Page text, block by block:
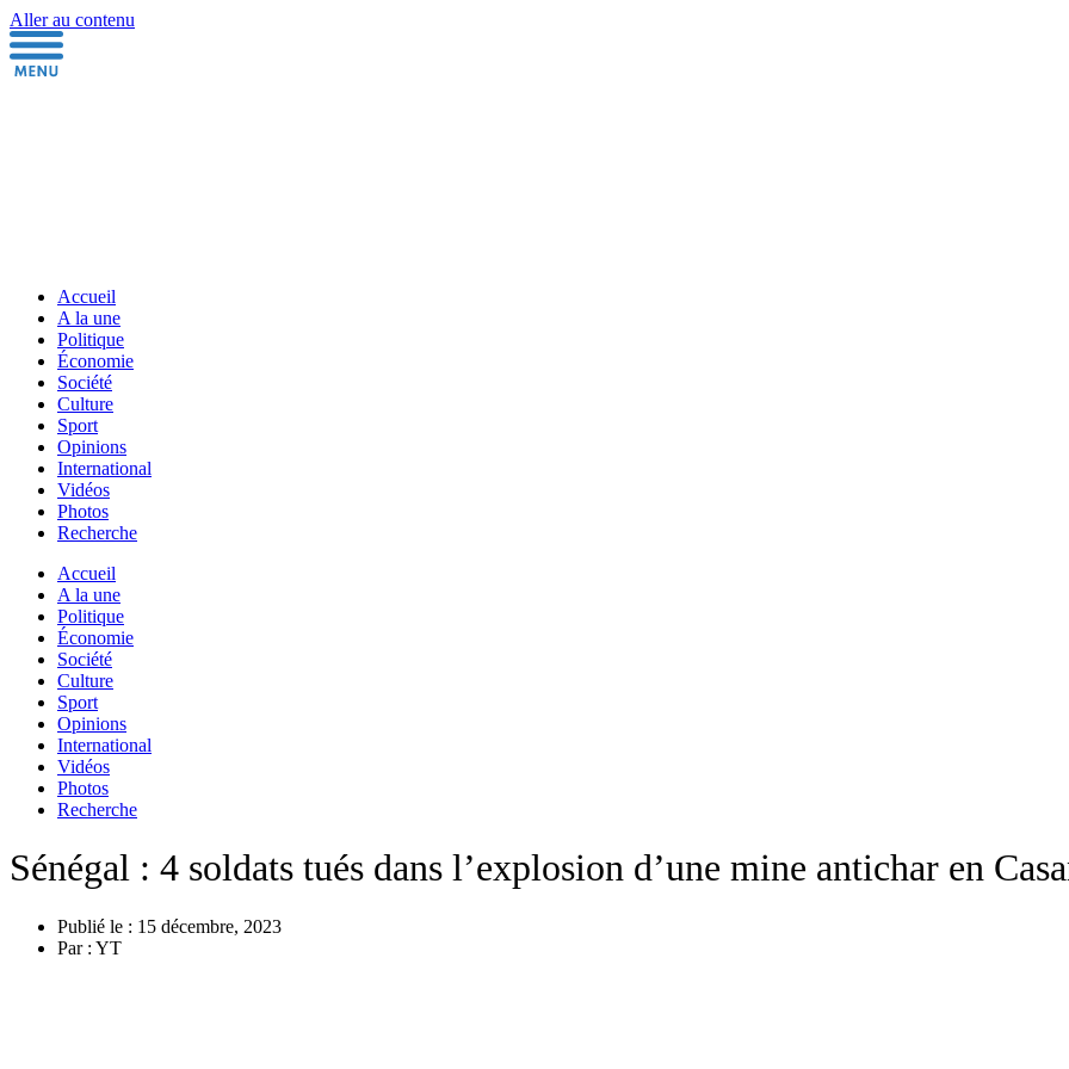
Aller au contenu
Accueil
A la une
Politique
Économie
Société
Culture
Sport
Opinions
International
Vidéos
Photos
Recherche
Accueil
A la une
Politique
Économie
Société
Culture
Sport
Opinions
International
Vidéos
Photos
Recherche
Sénégal : 4 soldats tués dans l’explosion d’une mine antichar en
Publié le : 15 décembre, 2023
Par : YT